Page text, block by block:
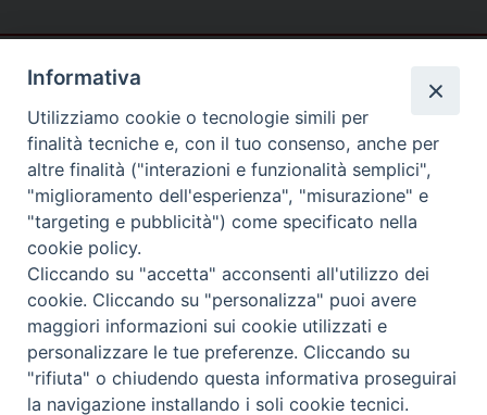
81057 TEANO (CE)
Tel. 0823875428
Copyright © 2025
Informativa
Utilizziamo cookie o tecnologie simili per
finalità tecniche e, con il tuo consenso, anche per
altre finalità ("interazioni e funzionalità semplici",
"miglioramento dell'esperienza", "misurazione" e
"targeting e pubblicità") come specificato nella
cookie policy.
Cliccando su "accetta" acconsenti all'utilizzo dei
cookie. Cliccando su "personalizza" puoi avere
maggiori informazioni sui cookie utilizzati e
personalizzare le tue preferenze. Cliccando su
"rifiuta" o chiudendo questa informativa proseguirai
la navigazione installando i soli cookie tecnici.